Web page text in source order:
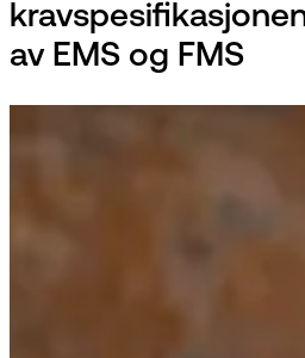
av EMS og FMS